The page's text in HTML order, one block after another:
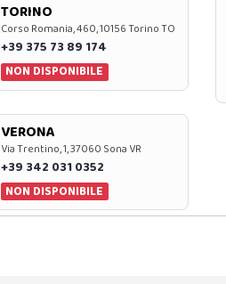
TORINO
Corso Romania, 460, 10156 Torino TO
+39 375 73 89 174
NON DISPONIBILE
VERONA
Via Trentino, 1, 37060 Sona VR
+39 342 031 0352
NON DISPONIBILE